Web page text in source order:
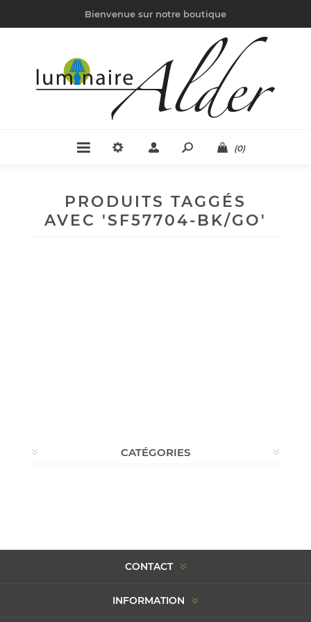
Bienvenue sur notre boutique
(0)
PRODUITS TAGGÉS
AVEC 'SF57704-BK/GO'
CATÉGORIES
CONTACT
INFORMATION